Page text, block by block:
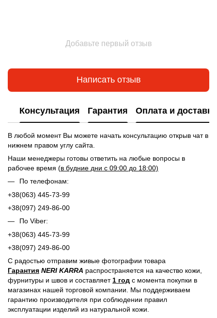
Добавьте первый отзыв
Написать отзыв
Консультация Гарантия Оплата и доставка
В любой момент Вы можете начать консультацию открыв чат в
нижнем правом углу сайта.
Наши менеджеры готовы ответить на любые вопросы в
рабочее время (в будние дни с 09:00 до 18:00)
По телефонам:
+38(063) 445-73-99
+38(097) 249-86-00
По Viber:
+38(063) 445-73-99
+38(097) 249-86-00
С радостью отправим живые фотографии товара
Гарантия NERI KARRA распространяется на качество кожи,
фурнитуры и швов и составляет1 год с момента покупки в
магазинах нашей торговой компании. Мы поддерживаем
гарантию производителя при соблюдении правил
эксплуатации изделий из натуральной кожи.